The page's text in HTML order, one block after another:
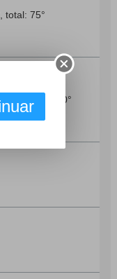
total: 75°
45°, total: 90°